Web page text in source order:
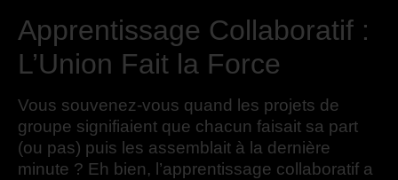
Apprentissage Collaboratif :
L’Union Fait la Force
Vous souvenez-vous quand les projets de
groupe signifiaient que chacun faisait sa part
(ou pas) puis les assemblait à la dernière
minute ? Eh bien, l’apprentissage collaboratif a